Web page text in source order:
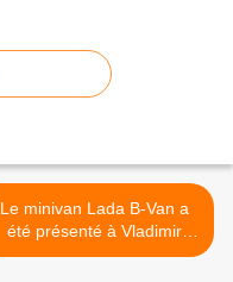
Le minivan Lada B-Van a
été présenté à Vladimir
Poutine. >